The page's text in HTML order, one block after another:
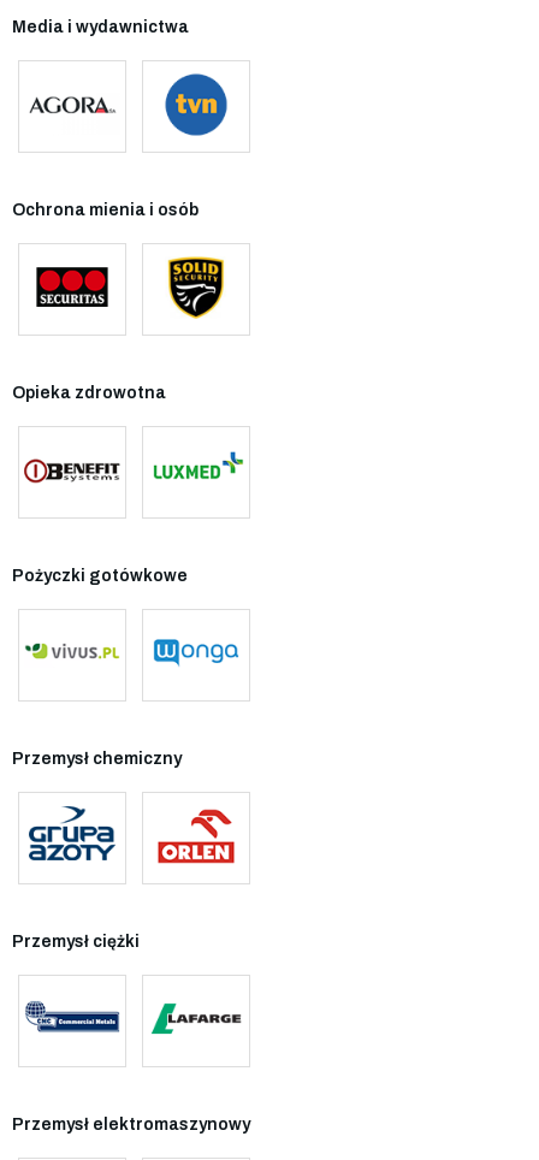
Media i wydawnictwa
Ochrona mienia i osób
Opieka zdrowotna
Pożyczki gotówkowe
Przemysł chemiczny
Przemysł ciężki
Przemysł elektromaszynowy